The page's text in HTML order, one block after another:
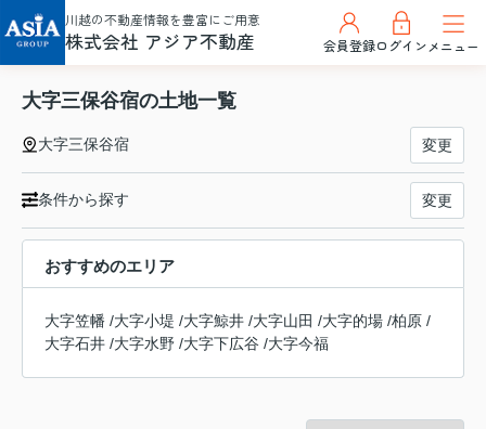
川越の不動産情報を豊富にご用意
株式会社 アジア不動産 会員登録ログインメニュー
大字三保谷宿の土地一覧
大字三保谷宿 変更
条件から探す 変更
おすすめのエリア
大字笠幡 /大字小堤 /大字鯨井 /大字山田 /大字的場 /柏原 /
大字石井 /大字水野 /大字下広谷 /大字今福